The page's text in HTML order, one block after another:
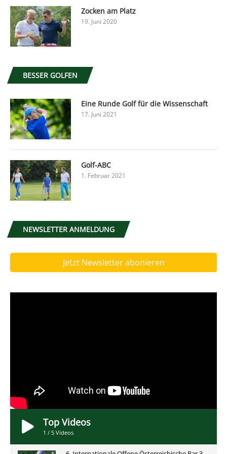
Zocken am Platz
19. Juni 2020
BESSER GOLFEN
Eine Runde Golf für die Wissenschaft
17. Juni 2021
Golf-ABC
1. Februar 2021
NEWSLETTER ANMELDUNG
Jetzt Newsletter abonieren
Top Videos
1 / 5 Videos